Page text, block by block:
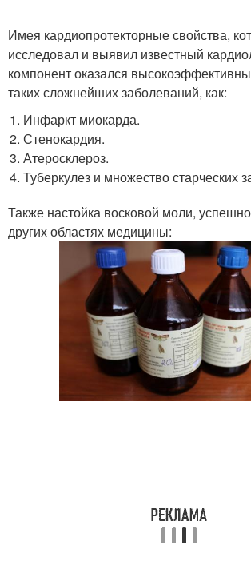
Имея кардиопротекторные свойства,
исследовал и выявил известный
компонент оказался
таких сложнейших заболеваний, как:
Инфаркт миокарда.
Стенокардия.
Атеросклероз.
Туберкулез и множество старческих
Также настойка восковой моли,
других областях медицины: